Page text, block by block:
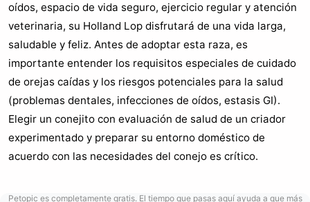
oídos, espacio de vida seguro, ejercicio regular y atención
veterinaria, su Holland Lop disfrutará de una vida larga,
saludable y feliz. Antes de adoptar esta raza, es
importante entender los requisitos especiales de cuidado
de orejas caídas y los riesgos potenciales para la salud
(problemas dentales, infecciones de oídos, estasis GI).
Elegir un conejito con evaluación de salud de un criador
experimentado y preparar su entorno doméstico de
acuerdo con las necesidades del conejo es crítico.
Petopic es completamente gratis. El tiempo que pasas aquí ayuda a que más